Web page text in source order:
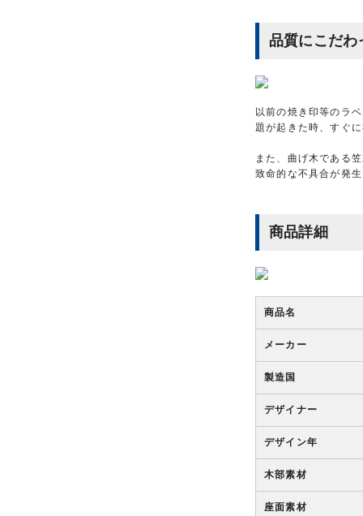
品質にこだわ
以前の焼き印等のラ
題が起きた時、すぐ
また、曲げ木である
致命的な不具合が発
商品詳細
商品名
メーカー
製造国
デザイナー
デザイン年
木部素材
座面素材